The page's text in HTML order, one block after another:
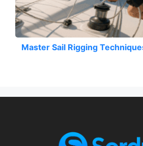
Master Sail Rigging